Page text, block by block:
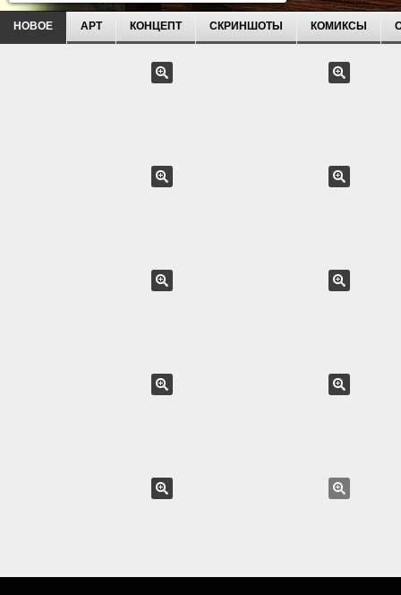
НОВОЕ АРТ КОНЦЕПТ СКРИНШОТЫ КОМИКСЫ